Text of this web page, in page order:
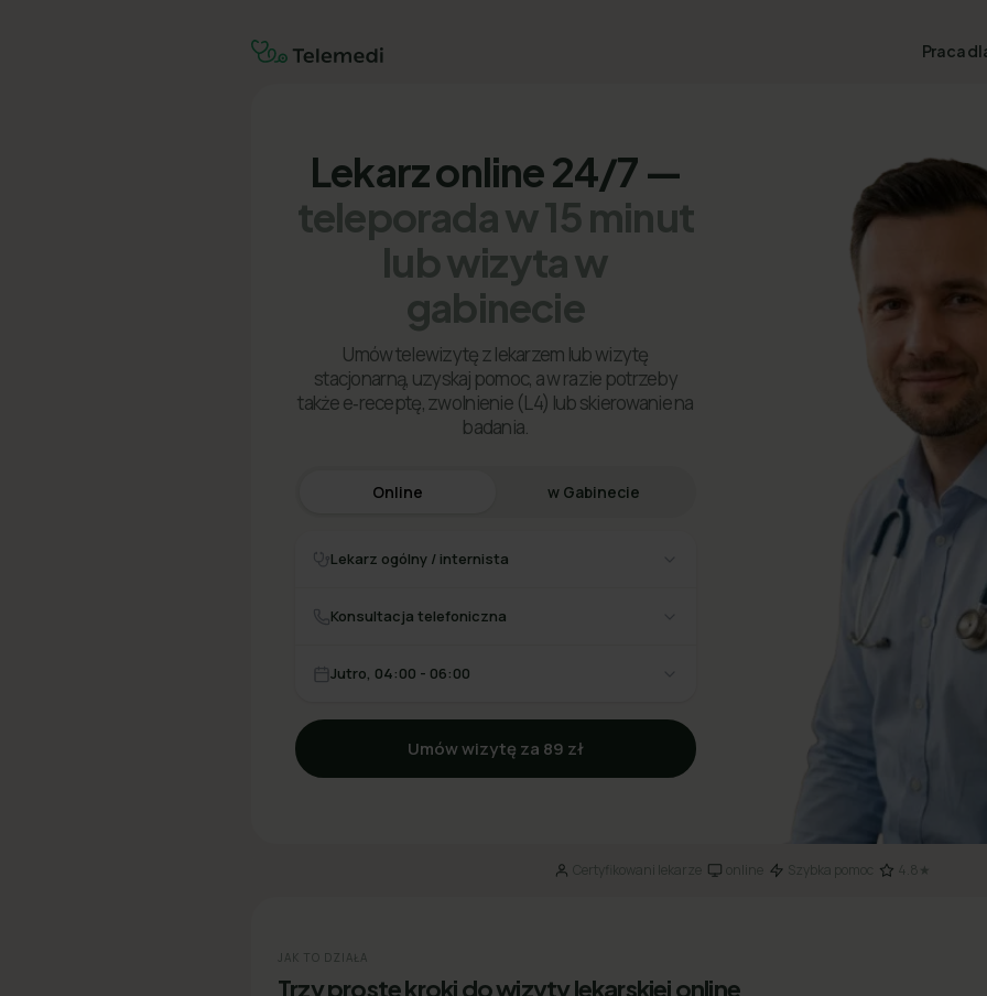
Praca
Lekarz online 24/7 —
teleporada w 15 minut
lub wizyta w
gabinecie
Umów telewizytę z lekarzem lub wizytę
stacjonarną, uzyskaj pomoc, a w razie potrzeby
także e‑receptę, zwolnienie (L4) lub skierowanie na
badania.
Online w Gabinecie
Lekarz ogólny / internista
Konsultacja telefoniczna
Jutro, 04:00 - 06:00
Umów wizytę za 89 zł
Certyfikowani lekarze· online· Szybka pomoc 4.8★
JAK TO DZIAŁA
Trzy proste kroki do wizyty lekarskiej online